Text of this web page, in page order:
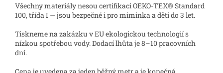
Všechny materiály nesou certifikaci OEKO-TEX® Standard
100, třída I — jsou bezpečné i pro miminka a děti do 3 let.
Tiskneme na zakázku v EU ekologickou technologií s
nízkou spotřebou vody. Dodací lhůta je 8–10 pracovních
dní.
Cena je uvedena za jeden běžný metr a je konečná.